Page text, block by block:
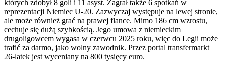
których zdobył 8 goli i 11 asyst. Zagrał także 6 spotkań w
reprezentacji Niemiec U-20. Zazwyczaj występuje na lewej stronie,
ale może również grać na prawej flance. Mimo 186 cm wzrostu,
cechuje się dużą szybkością. Jego umowa z niemieckim
drugoligowcem wygasa w czerwcu 2025 roku, więc do Legii może
trafić za darmo, jako wolny zawodnik. Przez portal transfermarkt
26-latek jest wyceniany na 800 tysięcy euro.